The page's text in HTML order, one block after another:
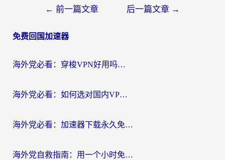
导
← 前一篇文章 后一篇文章 →
免费回国加速器
海外党必看：穿梭VPN好用吗？和云帆VPN对比哪个回国效果更好？附真实测评+避坑指南
海外党必看：如何选对国内VPN，实现无缝访问国内资源？
海外党必看：加速器下载永久免费版真的存在吗？教你无缝访问国内资源的正确姿势
海外党自救指南：用一个小时免费加速器，轻松打破国内资源访问壁垒？